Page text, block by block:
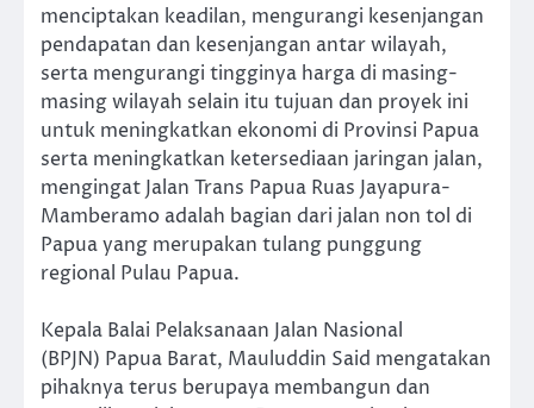
menciptakan keadilan, mengurangi kesenjangan
pendapatan dan kesenjangan antar wilayah,
serta mengurangi tingginya harga di masing-
masing wilayah selain itu tujuan dan proyek ini
untuk meningkatkan ekonomi di Provinsi Papua
serta meningkatkan ketersediaan jaringan jalan,
mengingat Jalan Trans Papua Ruas Jayapura-
Mamberamo adalah bagian dari jalan non tol di
Papua yang merupakan tulang punggung
regional Pulau Papua.
Kepala Balai Pelaksanaan Jalan Nasional
(BPJN) Papua Barat, Mauluddin Said mengatakan
pihaknya terus berupaya membangun dan